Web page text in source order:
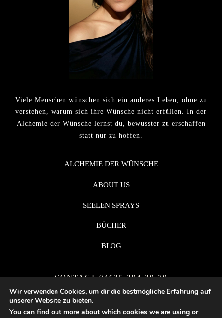
Viele Menschen wünschen sich ein anderes Leben, ohne zu
verstehen, warum sich ihre Wünsche nicht erfüllen. In der
Alchemie der Wünsche lernst du, bewusster zu erschaffen
statt nur zu hoffen.
ALCHEMIE DER WÜNSCHE
ABOUT US
SEELEN SPRAYS
BÜCHER
BLOG
CONTACT 04635 294 30 70
Wir verwenden Cookies, um dir die bestmögliche Erfahrung auf
unserer Website zu bieten.
You can find out more about which cookies we are using or